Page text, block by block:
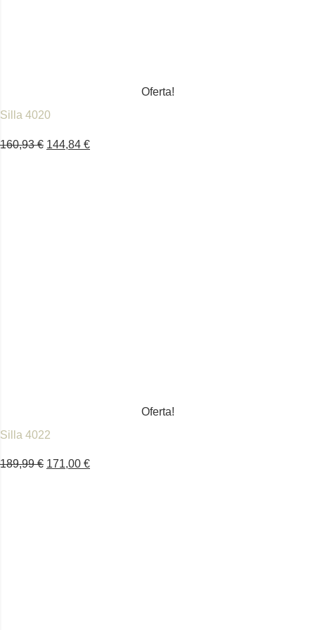
Oferta!
Silla 4020
160,93€ 144,84 €
Oferta!
Silla 4022
189,99€ 171,00 €